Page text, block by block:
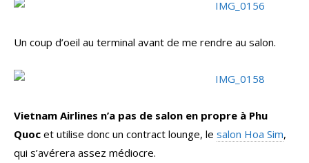
Un coup d’oeil au terminal avant de me rendre au salon.
Vietnam Airlines n’a pas de salon en propre à Phu
Quoc et utilise donc un contract lounge, le salon Hoa Sim,
qui s’avérera assez médiocre.